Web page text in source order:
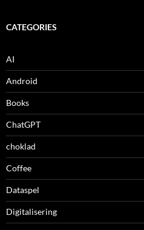
CATEGORIES
AI
Android
Books
ChatGPT
choklad
Coffee
Dataspel
Digitalisering